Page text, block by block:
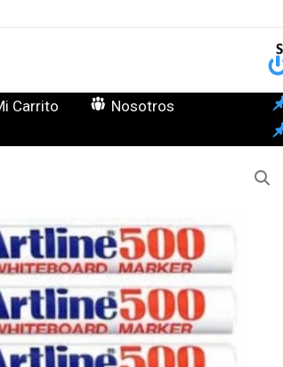
Carrito
Nosotros